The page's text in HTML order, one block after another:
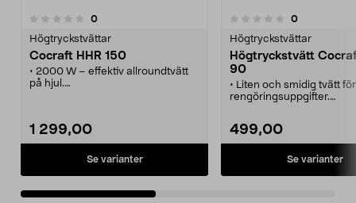
0recensioner
Högtryckstvättar
Cocraft HHR 150
• 2000 W – effektiv allroundtvätt
på hjul.
förvaring.
• Enkel att flytta runt med den
inbyggda vagnen.
munstycke och turbomunstycke.
1 299,00
Se varianter
0.0 av 5 stjärnor 0recensioner
Högtryckstvättar
Högtryckstvätt
90
• Liten och smidig tvätt
rengöringsuppgifter.
499,00
Se varianter
0.0 av 5 stjärnor